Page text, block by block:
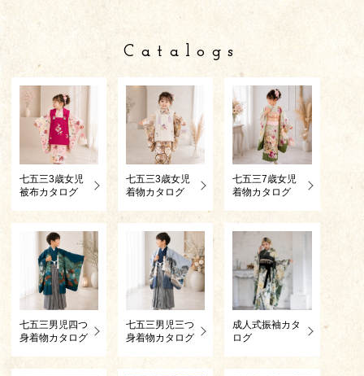
Catalogs
七五三3歳女児
被布カタログ
七五三3歳女児
着物カタログ
七五三7歳女児
着物カタログ
七五三男児四つ
身着物カタログ
七五三男児三つ
身着物カタログ
成人式振袖カタ
ログ